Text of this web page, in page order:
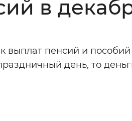
Большой
Синий фон
в
пенсий и пособий
день, то